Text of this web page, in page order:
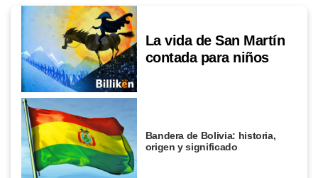
La vida de San Martín
contada para niños
Bandera de Bolivia: historia,
origen y significado